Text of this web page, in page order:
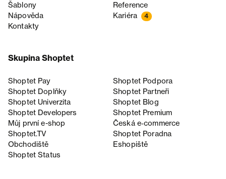
Šablony
Reference
Nápověda
Kariéra 4
Kontakty
Skupina Shoptet
Shoptet Pay
Shoptet Podpora
Shoptet Doplňky
Shoptet Partneři
Shoptet Univerzita
Shoptet Blog
Shoptet Developers
Shoptet Premium
Můj první e-shop
Česká e‑commerce
Shoptet.TV
Shoptet Poradna
Obchodiště
Eshopiště
Shoptet Status